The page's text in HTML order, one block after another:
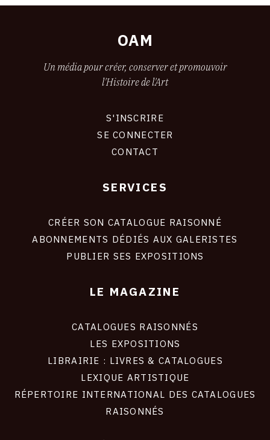
OAM
Un média pour créer, conserver et promouvoir
l'Histoire de l'Art
S'INSCRIRE
SE CONNECTER
CONTACT
SERVICES
CRÉER SON CATALOGUE RAISONNÉ
ABONNEMENTS DÉDIÉS AUX GALERISTES
PUBLIER SES EXPOSITIONS
LE MAGAZINE
CATALOGUES RAISONNÉS
LES EXPOSITIONS
LIBRAIRIE : LIVRES & CATALOGUES
LEXIQUE ARTISTIQUE
RÉPERTOIRE INTERNATIONAL DES CATALOGUES
RAISONNÉS